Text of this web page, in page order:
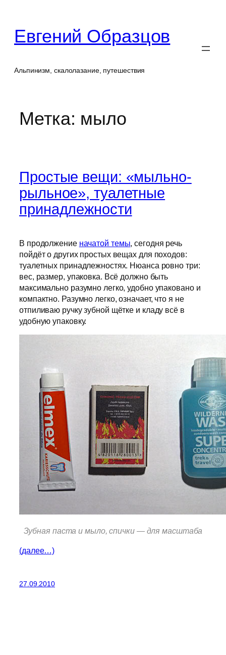
содержимому
Евгений Образцов
Альпинизм, скалолазание, путешествия
Метка: мыло
Простые вещи: «мыльно-
рыльное», туалетные
принадлежности
В продолжение начатой темы, сегодня речь
пойдёт о других простых вещах для походов:
туалетных принадлежностях. Нюанса ровно три:
вес, размер, упаковка. Всё должно быть
максимально разумно легко, удобно упаковано и
компактно. Разумно легко, означает, что я не
отпиливаю ручку зубной щётке и кладу всё в
удобную упаковку.
Зубная паста и мыло, спички — для масштаба
(далее…)
27.09.2010